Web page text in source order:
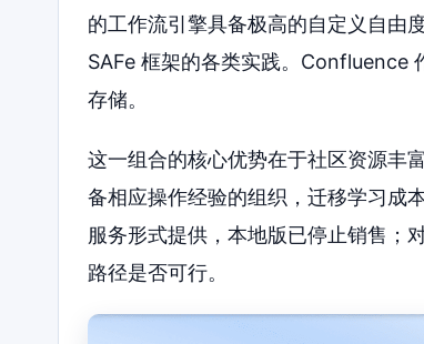
的工作流引擎具备极高的自定义自由
SAFe 框架的各类实践。Confluence
存储。
这一组合的核心优势在于社区资源丰
备相应操作经验的组织，迁移学习成
服务形式提供，本地版已停止销售；
路径是否可行。